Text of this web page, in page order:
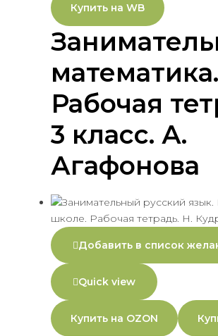
Купить на WB
математика.
Рабочая
3 класс. А.
Агафонова
Добавить в список
Quick view
Купить на OZON